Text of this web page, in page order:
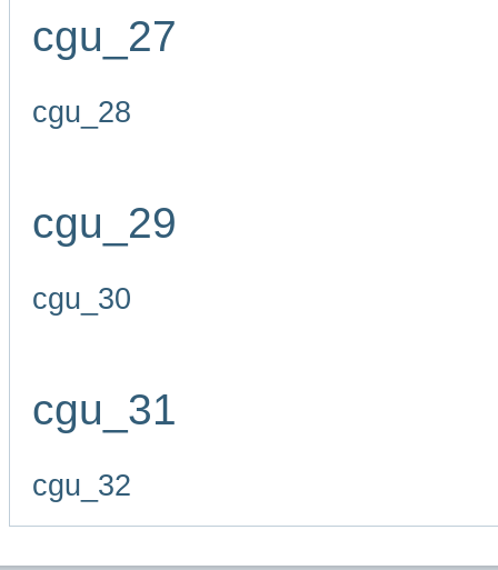
cgu_27
cgu_28
cgu_29
cgu_30
cgu_31
cgu_32